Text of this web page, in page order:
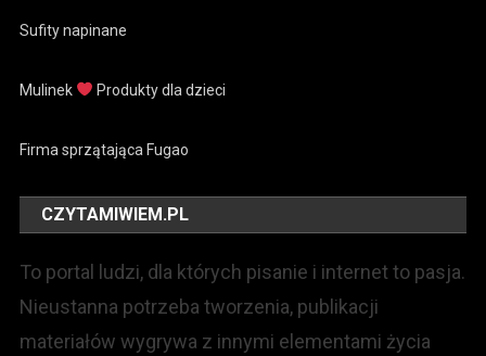
Sufity napinane
Mulinek Produkty dla dzieci
Firma sprzątająca Fugao
CZYTAMIWIEM.PL
To portal ludzi, dla których pisanie i internet to pasja.
Nieustanna potrzeba tworzenia, publikacji
materiałów wygrywa z innymi elementami życia